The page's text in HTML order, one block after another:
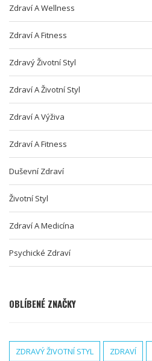
Zdraví A Wellness
Zdraví A Fitness
Zdravý Životní Styl
Zdraví A Životní Styl
Zdraví A Výživa
Zdraví A Fitness
Duševní Zdraví
Životní Styl
Zdraví A Medicína
Psychické Zdraví
OBLÍBENÉ ZNAČKY
ZDRAVÝ ŽIVOTNÍ STYL ZDRAVÍ